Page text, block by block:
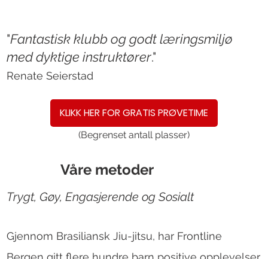
"Fantastisk klubb og godt læringsmiljø
med dyktige instruktører."
Renate Seierstad
KLIKK HER FOR GRATIS PRØVETIME
(Begrenset antall plasser)
Våre metoder
Trygt, Gøy, Engasjerende og Sosialt
Gjennom Brasiliansk Jiu-jitsu, har Frontline